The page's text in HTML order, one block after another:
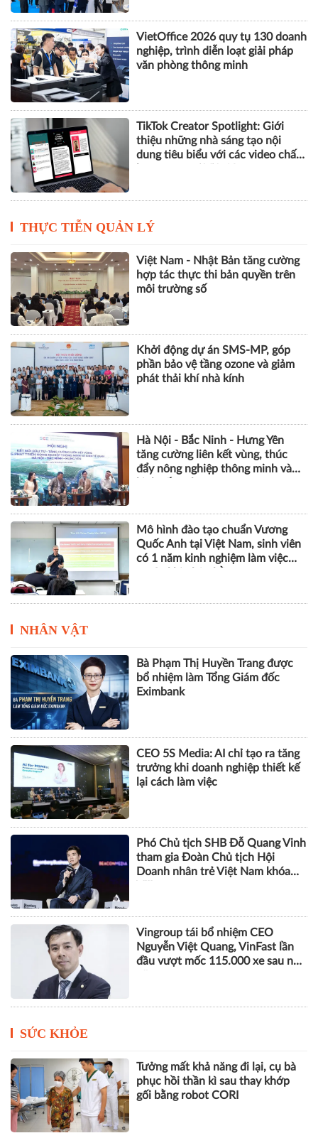
VietOffice 2026 quy tụ 130 doanh
nghiệp, trình diễn loạt giải pháp
văn phòng thông minh
TikTok Creator Spotlight: Giới
thiệu những nhà sáng tạo nội
dung tiêu biểu với các video chất
THỰC TIỄN QUẢN LÝ
Việt Nam - Nhật Bản tăng cường
hợp tác thực thi bản quyền trên
môi trường số
Khởi động dự án SMS-MP, góp
phần bảo vệ tầng ozone và giảm
phát thải khí nhà kính
Hà Nội - Bắc Ninh - Hưng Yên
tăng cường liên kết vùng, thúc
đẩy nông nghiệp thông minh và
Mô hình đào tạo chuẩn Vương
Quốc Anh tại Việt Nam, sinh viên
có 1 năm kinh nghiệm làm việc
NHÂN VẬT
Bà Phạm Thị Huyền Trang được
bổ nhiệm làm Tổng Giám đốc
Eximbank
CEO 5S Media: AI chỉ tạo ra tăng
trưởng khi doanh nghiệp thiết kế
lại cách làm việc
Phó Chủ tịch SHB Đỗ Quang Vinh
tham gia Đoàn Chủ tịch Hội
Doanh nhân trẻ Việt Nam khóa
Vingroup tái bổ nhiệm CEO
Nguyễn Việt Quang, VinFast lần
đầu vượt mốc 115.000 xe sau nửa
SỨC KHỎE
Tưởng mất khả năng đi lại, cụ bà
phục hồi thần kì sau thay khớp
gối bằng robot CORI